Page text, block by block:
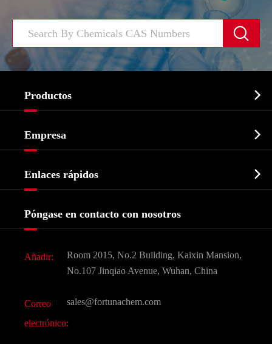

Productos 
Bioquímico
Agroquímicos e intermedios
Ingredientes Cosméticos
Sabores y fragancias
CAS químico
Todos los productos químicos finos
Empresa 
Historia de la empresa
Enlaces rápidos 
Preguntas frecuentes (FAQ)
Póngase en contacto con nosotros
Añadir:
Room 2015, No.2 Building, Kaixin Mansion,
No.107 Jinqiao Avenue, Wuhan, China
Correo
electrónico:
sales@fortunachem.com